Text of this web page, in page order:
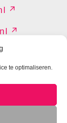
te optimaliseren.